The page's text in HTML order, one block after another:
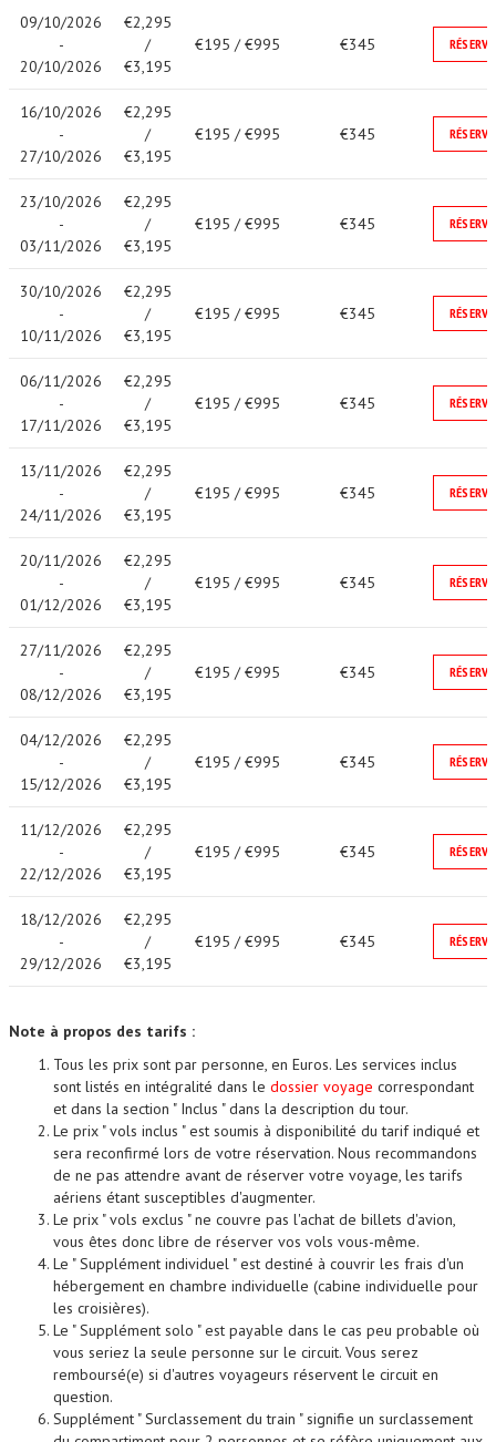
09/10/2026
-
20/10/2026
€2,295
/
€3,195
€195 / €995 €345
16/10/2026
-
27/10/2026
€2,295
/
€3,195
€195 / €995 €345
23/10/2026
-
03/11/2026
€2,295
/
€3,195
€195 / €995 €345
30/10/2026
-
10/11/2026
€2,295
/
€3,195
€195 / €995 €345
06/11/2026
-
17/11/2026
€2,295
/
€3,195
€195 / €995 €345
13/11/2026
-
24/11/2026
€2,295
/
€3,195
€195 / €995 €345
20/11/2026
-
01/12/2026
€2,295
/
€3,195
€195 / €995 €345
27/11/2026
-
08/12/2026
€2,295
/
€3,195
€195 / €995 €345
04/12/2026
-
15/12/2026
€2,295
/
€3,195
€195 / €995 €345
11/12/2026
-
22/12/2026
€2,295
/
€3,195
€195 / €995 €345
18/12/2026
-
29/12/2026
€2,295
/
€3,195
€195 / €995 €345
Note à propos des tarifs :
Tous les prix sont par personne, en Euros. Les services inclus
sont listés en intégralité dans le dossier voyage correspondant
et dans la section " Inclus " dans la description du tour.
Le prix " vols inclus " est soumis à disponibilité du tarif indiqué et
sera reconfirmé lors de votre réservation. Nous recommandons
de ne pas attendre avant de réserver votre voyage, les tarifs
aériens étant susceptibles d'augmenter.
Le prix " vols exclus " ne couvre pas l'achat de billets d'avion,
vous êtes donc libre de réserver vos vols vous-même.
Le " Supplément individuel " est destiné à couvrir les frais d'un
hébergement en chambre individuelle (cabine individuelle pour
les croisières).
Le " Supplément solo " est payable dans le cas peu probable où
vous seriez la seule personne sur le circuit. Vous serez
remboursé(e) si d'autres voyageurs réservent le circuit en
question.
Supplément " Surclassement du train " signifie un surclassement